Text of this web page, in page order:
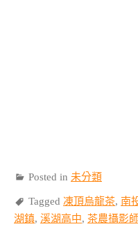
Posted in 未分類
Tagged 凍頂烏龍茶, 南
湖鎮, 溪湖高中, 茶農攝影師